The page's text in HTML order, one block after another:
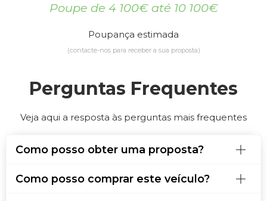
Poupe de 4 100€ até 10 100€
Poupança estimada
(contacte-nos para receber a sua proposta)
Perguntas Frequentes
Veja aqui a resposta às perguntas mais frequentes
Como posso obter uma proposta?
Como posso comprar este veículo?